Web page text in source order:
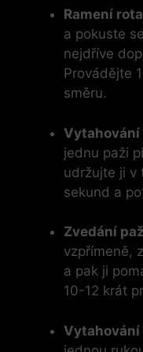
Ramení
a pokuste
nejdříve
Provádějte
směru.
Vytahování
jednu paži
udržujte ji v
sekund a
Zvedání
vzpřímeně,
a pak ji
10-12 krát